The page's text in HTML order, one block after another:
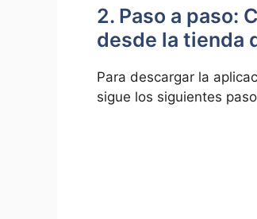
2. Paso a paso:
desde la tienda
Para descargar la
sigue los siguientes